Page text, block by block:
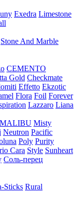
Exedra Limestone
Stone And Marble
CEMENTO
Gold Checkmate
Effetto Ekzotic
Flora Foil Forever
Lazzaro Liana
MALIBU Misty
Neutron Pacific
Poly Purity
Cara Style Sunheart
Соль-перец
Sticks Rural